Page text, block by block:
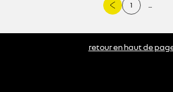
1 ...
retour en haut de